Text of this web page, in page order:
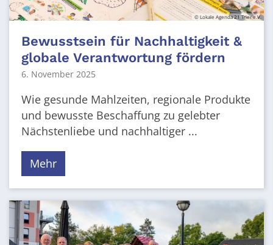
© Lokale Agenda 21 Trier e.V.
Bewusstsein für Nachhaltigkeit &
globale Verantwortung fördern
6. November 2025
Wie gesunde Mahlzeiten, regionale Produkte
und bewusste Beschaffung zu gelebter
Nächstenliebe und nachhaltiger ...
Mehr